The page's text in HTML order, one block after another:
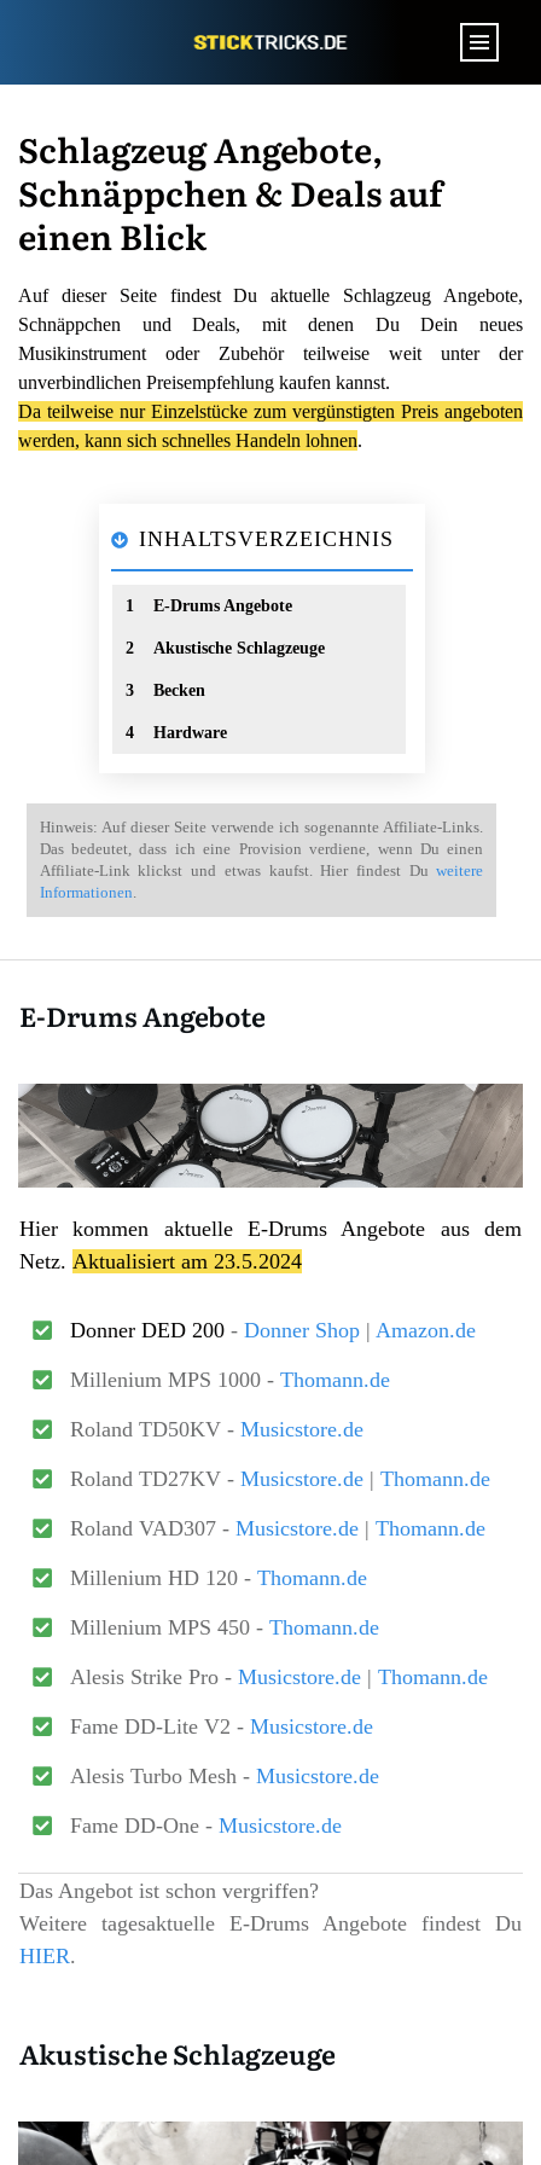
Schlagzeug Angebote,
Schnäppchen & Deals auf
einen Blick
Auf dieser Seite findest Du aktuelle Schlagzeug Angebote,
Schnäppchen und Deals, mit denen Du Dein neues
Musikinstrument oder Zubehör teilweise weit unter der
unverbindlichen Preisempfehlung kaufen kannst.
Da teilweise nur Einzelstücke zum vergünstigten Preis angeboten
werden, kann sich schnelles Handeln lohnen.
INHALTSVERZEICHNIS
1 E-Drums Angebote
2 Akustische Schlagzeuge
3 Becken
4 Hardware
Hinweis: Auf dieser Seite verwende ich sogenannte Affiliate-Links.
Das bedeutet, dass ich eine Provision verdiene, wenn Du einen
Affiliate-Link klickst und etwas kaufst. Hier findest Duweitere
Informationen.
E-Drums Angebote
Hier kommen aktuelle E-Drums Angebote aus dem
Netz. Aktualisiert am 23.5.2024
Donner DED 200 - Donner Shop | Amazon.de
Millenium MPS 1000 - Thomann.de
Roland TD50KV - Musicstore.de
Roland TD27KV - Musicstore.de | Thomann.de
Roland VAD307 - Musicstore.de | Thomann.de
Millenium HD 120 - Thomann.de
Millenium MPS 450 - Thomann.de
Alesis Strike Pro - Musicstore.de | Thomann.de
Fame DD-Lite V2 - Musicstore.de
Alesis Turbo Mesh - Musicstore.de
Fame DD-One - Musicstore.de
Das Angebot ist schon vergriffen?
Weitere tagesaktuelle E-Drums Angebote findest Du
HIER.
Akustische Schlagzeuge